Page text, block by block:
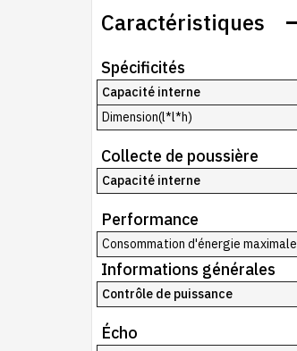
Caractéristiques
Spécificités
Capacité interne
Dimension(l*l*h)
Collecte de poussière
Capacité interne
Performance
Consommation d'énergie maximale
Informations générales
Contrôle de puissance
Écho